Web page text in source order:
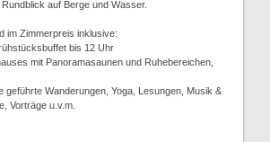
auf Berge und Wasser.
im Zimmerpreis inklusive:
bis 12 Uhr
mit Panoramasaunen und Ruhebereichen,
geführte Wanderungen, Yoga, Lesungen, Musik &
Vorträge u.v.m.